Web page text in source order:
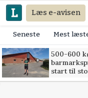
Læs e-avisen
Seneste Mest
500-600
start til